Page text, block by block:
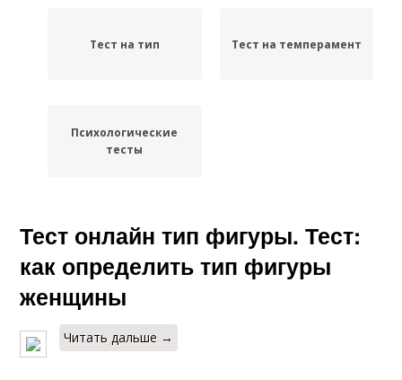
Тест на тип Тест на темперамент
Психологические
тесты
Тест онлайн тип фигуры. Тест:
как определить тип фигуры
женщины
Читать дальше →